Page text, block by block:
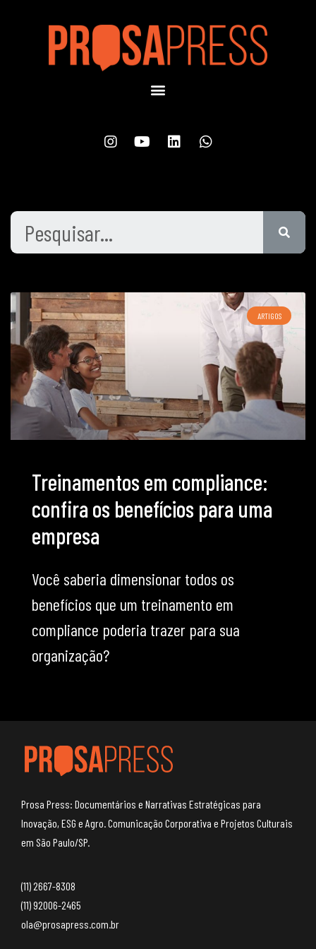
ARTIGOS
Treinamentos em compliance:
confira os benefícios para uma
empresa
Você saberia dimensionar todos os
benefícios que um treinamento em
compliance poderia trazer para sua
organização?
Prosa Press: Documentários e Narrativas Estratégicas para
Inovação, ESG e Agro. Comunicação Corporativa e Projetos Culturais
em São Paulo/SP.
(11) 2667-8308
(11) 92006-2465
ola@prosapress.com.br